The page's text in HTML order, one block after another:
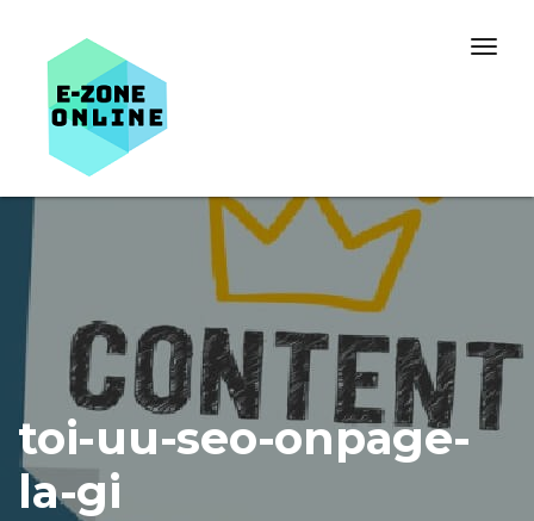
toi-uu-seo-onpage-
la-gi